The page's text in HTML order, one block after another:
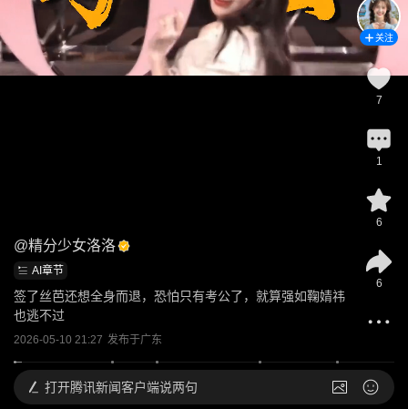
@精分少女洛洛
AI章节
签了丝芭还想全身而退，恐怕只有考公了，就算强如鞠婧祎
也逃不过
2026-05-10 21:27 发布于广东
关注
7
1
6
6
打开腾讯新闻客户端说两句